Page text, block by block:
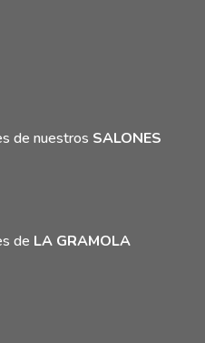
de nuestros SALONES
de LA GRAMOLA